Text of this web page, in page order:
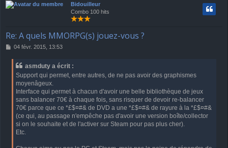
Bidouilleur
Combo 100 hits
Re: A quels MMORPG(s) jouez-vous ?
M
04 févr. 2015, 13:53
asmduty a écrit :
Support qui permet, entre autres, de ne pas avoir des graphismes
moyenâgeux.
Interface qui permet à chacun d'avoir une belle bibliothèque de jeux
sans balancer 70€ à chaque fois, sans risquer de devoir re-balancer
70€ parce que ce *£$¤#& de DVD a une *£$¤#& de rayure à la *£$¤#&
(ce qui, au passage n'empêche pas d'avoir une version boîte/collector
si on le souhaite et de l'activer sur Steam pour pas plus cher).
Etc.